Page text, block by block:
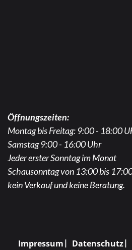
Öffnungszeiten:
Montag bis Freitag: 9:00 - 18:00
Samstag 9:00 - 16:00 Uhr
Jeder erster Sonntag im Monat
Schausonntag von 13:00 bis
kein Verkauf und keine Beratung.
Impressum Datenschutz